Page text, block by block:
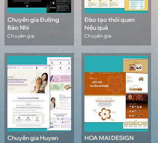
Chuyên gia Đường
Bảo Nhi
Chuyên gia
Chuyên gia Huyen
Đào tạo thói quen
hiệu quả
Chuyên gia
HOA MAI DESIGN